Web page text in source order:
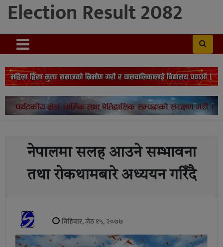
Election Result 2082
नेपालमा सलह आउने सम्भावना
तथा रोकथामबारे अध्ययन गरिँदै
बिहिबार, जेठ १५, २०७७